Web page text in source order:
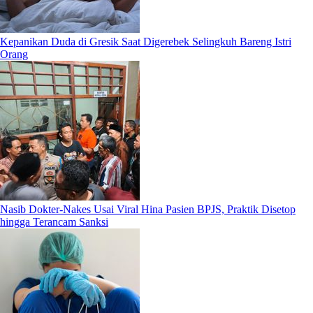
Kepanikan Duda di Gresik Saat Digerebek Selingkuh Bareng Istri
Orang
Nasib Dokter-Nakes Usai Viral Hina Pasien BPJS, Praktik Disetop
hingga Terancam Sanksi